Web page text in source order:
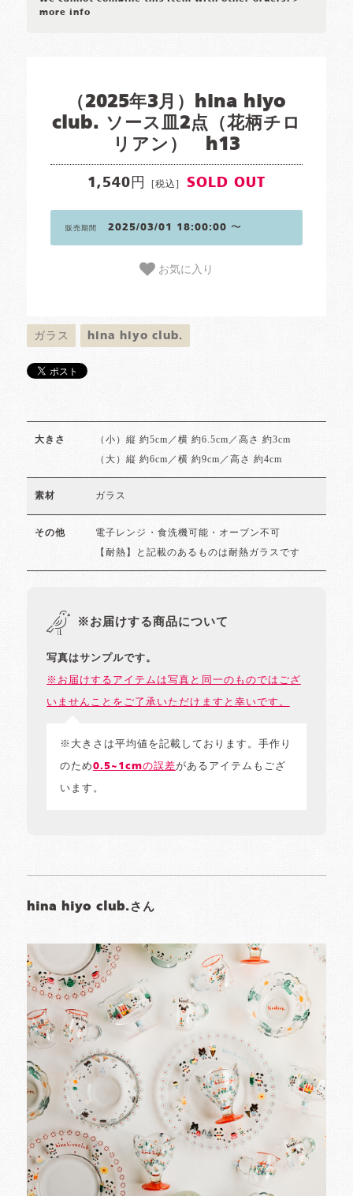
more info
（2025年3月）hina hiyo
club. ソース皿2点（花柄チロ
リアン） h13
1,540円 [税込] SOLD OUT
販売期間 2025/03/01 18:00:00 〜
お気に入り
ガラス hina hiyo club.
大きさ （小）縦 約5cm／横 約6.5cm／高さ 約3cm
（大）縦 約6cm／横 約9cm／高さ 約4cm
素材 ガラス
その他 電子レンジ・食洗機可能・オーブン不可
【耐熱】と記載のあるものは耐熱ガラスです
※お届けする商品について
写真はサンプルです。
※お届けするアイテムは写真と同一のものではござ
いませんことをご了承いただけますと幸いです。
※大きさは平均値を記載しております。手作り
のため0.5~1cmの誤差があるアイテムもござ
います。
hina hiyo club.さん